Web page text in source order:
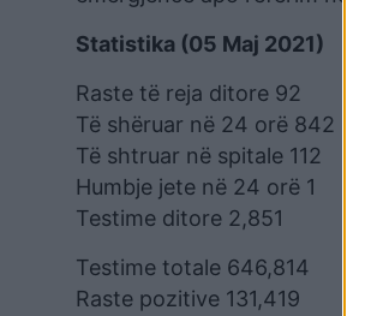
Statistika (05 Maj 2021)
Raste të reja ditore 92
Të shëruar në 24 orë 842
Të shtruar në spitale 112
Humbje jete në 24 orë 1
Testime ditore 2,851
Testime totale 646,814
Raste pozitive 131,419